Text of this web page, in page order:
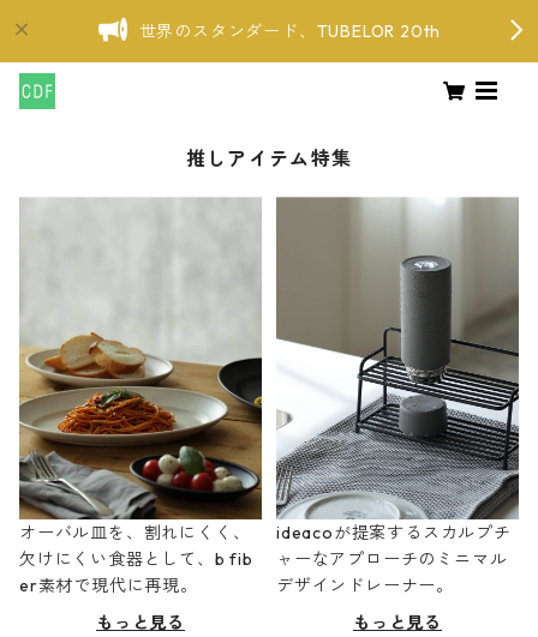
世界のスタンダード、TUBELOR 20th
推しアイテム特集
オーバル皿を、割れにくく、
欠けにくい食器として、b fib
er素材で現代に再現。
もっと見る
ideacoが提案するスカルプチ
ャーなアプローチのミニマル
デザインドレーナー。
もっと見る